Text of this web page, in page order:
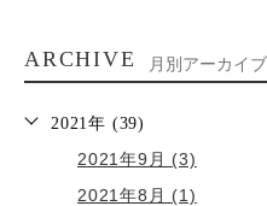
ARCHIVE 月別アーカイブ
2021年 (39)
2021年9月 (3)
2021年8月 (1)